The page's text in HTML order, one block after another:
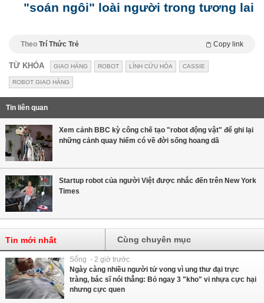
"soán ngôi" loài người trong tương lai
Theo Trí Thức Trẻ Copy link
TỪ KHÓA GIAO HÀNG ROBOT LÍNH CỨU HỎA CASSIE
ROBOT GIAO HÀNG
Tin liên quan
Xem cảnh BBC kỳ công chế tạo "robot động vật" để ghi lại
những cảnh quay hiếm có về đời sống hoang dã
Startup robot của người Việt được nhắc đến trên New York
Times
Tin mới nhất Cùng chuyên mục
Sống - 2 giờ trước
Ngày càng nhiều người tử vong vì ung thư đại trực
tràng, bác sĩ nói thẳng: Bỏ ngay 3 "kho" vi nhựa cực hại
nhưng cực quen